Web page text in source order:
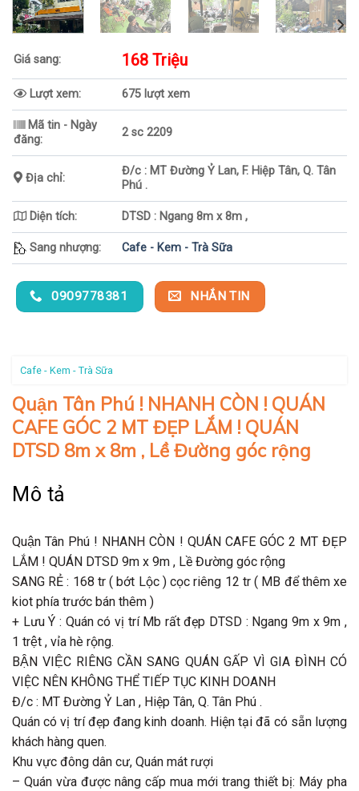
Giá sang: 168 Triệu
Lượt xem: 675 lượt xem
Mã tin - Ngày
đăng:
2 sc 2209
Địa chỉ:
Đ/c : MT Đường Ỷ Lan, F. Hiệp Tân, Q. Tân
Phú .
Diện tích: DTSD : Ngang 8m x 8m ,
Sang nhượng: Cafe - Kem - Trà Sữa
0909778381 NHẮN TIN
Cafe - Kem - Trà Sữa
Quận Tân Phú ! NHANH CÒN ! QUÁN
CAFE GÓC 2 MT ĐẸP LẮM ! QUÁN
DTSD 8m x 8m , Lề Đường góc rộng
Mô tả
Quận Tân Phú ! NHANH CÒN ! QUÁN CAFE GÓC 2 MT ĐẸP
LẮM ! QUÁN DTSD 9m x 9m , Lề Đường góc rộng
SANG RẺ : 168 tr ( bớt Lộc ) cọc riêng 12 tr ( MB để thêm xe
kiot phía trước bán thêm )
+ Lưu Ý : Quán có vị trí Mb rất đẹp DTSD : Ngang 9m x 9m ,
1 trệt , vỉa hè rộng.
BẬN VIỆC RIÊNG CẦN SANG QUÁN GẤP VÌ GIA ĐÌNH CÓ
VIỆC NÊN KHÔNG THỂ TIẾP TỤC KINH DOANH
Đ/c : MT Đường Ỷ Lan , Hiệp Tân, Q. Tân Phú .
Quán có vị trí đẹp đang kinh doanh. Hiện tại đã có sẵn lượng
khách hàng quen.
Khu vực đông dân cư, Quán mát rượi
– Quán vừa được nâng cấp mua mới trang thiết bị: Máy pha